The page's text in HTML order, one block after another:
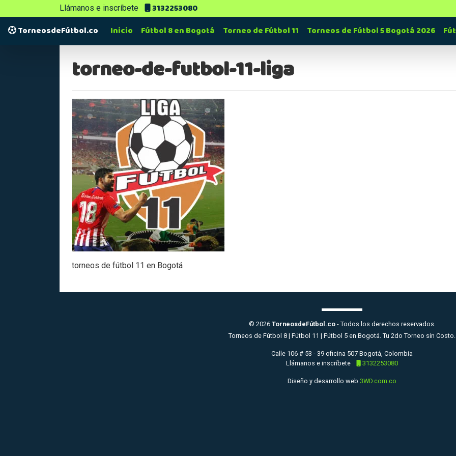
Llámanos e inscríbete
3132253080
TorneosdeFútbol.co
Inicio Fútbol 8 en Bogotá Torneo de Fútbol 11 Torneos de Fútbol 5 Bogotá 2026
torneo-de-futbol-11-liga
torneos de fútbol 11 en Bogotá
© 2026 TorneosdeFútbol.co- Todos los derechos reservados.
Torneos de Fútbol 8 | Fútbol 11 | Fútbol 5 en Bogotá. Tu 2do Torneo sin Costo.
Calle 106 # 53 - 39 oficina 507 Bogotá, Colombia
Llámanos e inscríbete
3132253080
Diseño y desarrollo web 3WD.com.co